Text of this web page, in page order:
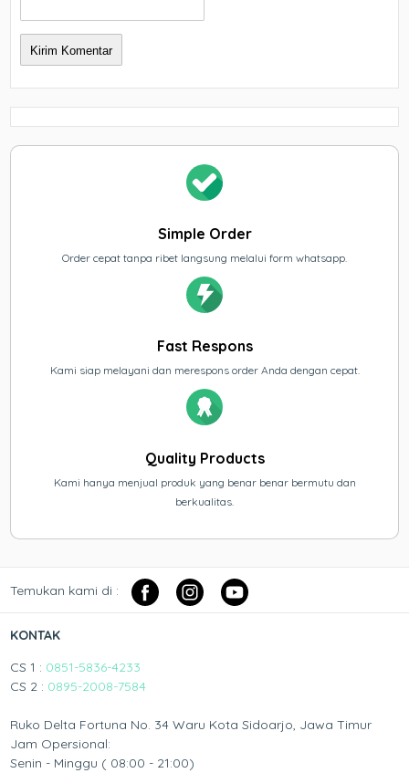
Simple Order
Order cepat tanpa ribet langsung melalui form whatsapp.
Fast Respons
Kami siap melayani dan merespons order Anda dengan cepat.
Quality Products
Kami hanya menjual produk yang benar benar bermutu dan
berkualitas.
Temukan kami di :
KONTAK
CS 1 : 0851-5836-4233
CS 2 : 0895-2008-7584
Ruko Delta Fortuna No. 34 Waru Kota Sidoarjo, Jawa Timur
Jam Opersional:
Senin - Minggu ( 08:00 - 21:00)